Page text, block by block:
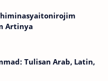
Artinya
Tulisan Arab, Latin,